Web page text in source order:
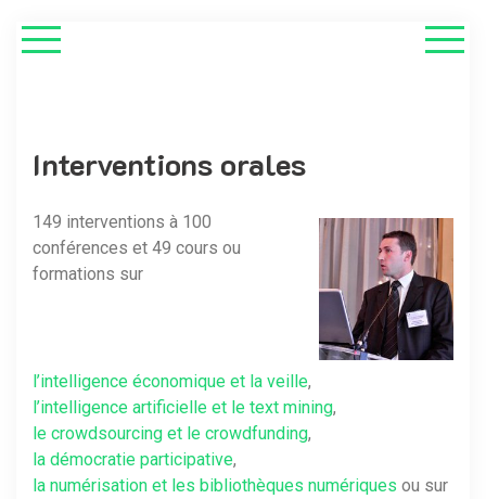
Interventions orales
149 interventions à 100
conférences et 49 cours ou
formations sur
l’intelligence économique et la veille,
l’intelligence artificielle et le text mining,
le crowdsourcing et le crowdfunding,
la démocratie participative,
la numérisation et les bibliothèques numériques ou sur